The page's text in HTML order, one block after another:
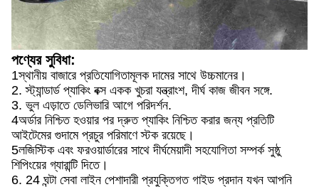
পণ্যের সুবিধা:
1স্থানীয় বাজারে প্রতিযোগিতামূলক দামের সাথে উচ্চমানের।
2. স্ট্যান্ডার্ড প্যাকিং বক্স একক খুচরা যন্ত্রাংশ, দীর্ঘ কাজ জীবন সঙ্গে.
3. ভুল এড়াতে ডেলিভারি আগে পরিদর্শন.
4অর্ডার নিশ্চিত হওয়ার পর দ্রুত প্যাকিং নিশ্চিত করার জন্য প্রতিটি
আইটেমের গুদামে প্রচুর পরিমাণে স্টক রয়েছে।
5লজিস্টিক এবং ফরওয়ার্ডারের সাথে দীর্ঘমেয়াদী সহযোগিতা সম্পর্ক সুষ্ঠু
শিপিংয়ের গ্যারান্টি দিতে।
6. 24 ঘন্টা সেবা লাইন পেশাদারী প্রযুক্তিগত গাইড প্রদান যখন আপনি